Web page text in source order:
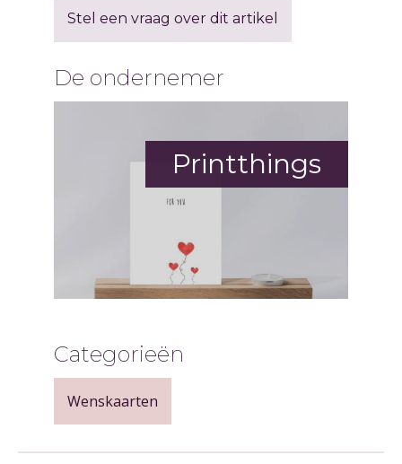
Stel een vraag over dit artikel
De ondernemer
Printthings
Categorieën
Wenskaarten